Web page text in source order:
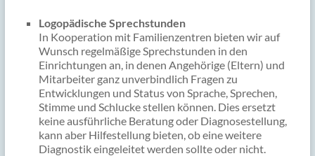
Logopädische Sprechstunden
In Kooperation mit Familienzentren bieten wir auf
Wunsch regelmäßige Sprechstunden in den
Einrichtungen an, in denen Angehörige (Eltern) und
Mitarbeiter ganz unverbindlich Fragen zu
Entwicklungen und Status von Sprache, Sprechen,
Stimme und Schlucke stellen können. Dies ersetzt
keine ausführliche Beratung oder Diagnosestellung,
kann aber Hilfestellung bieten, ob eine weitere
Diagnostik eingeleitet werden sollte oder nicht.